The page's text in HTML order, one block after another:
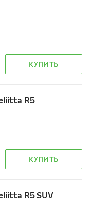
КУПИТЬ
R5
КУПИТЬ
R5 SUV